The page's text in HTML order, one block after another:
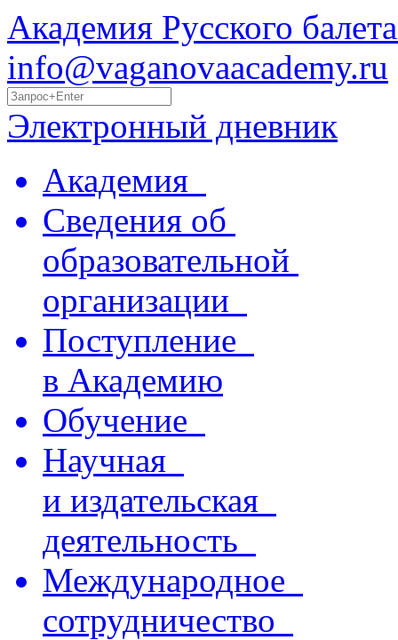
Академия Русского
info@vaganovaacademy.ru
Электронный дневник
Академия
Сведения об
образовательной
организации
Поступление
в Академию
Обучение
Научная
и издательская
деятельность
Международное
сотрудничество